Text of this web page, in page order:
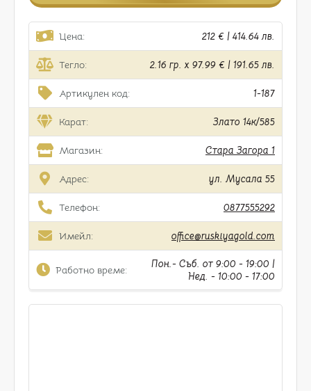
Цена: 212 € | 414.64 лв.
Тегло: 2.16 гр. x 97.99 € | 191.65 лв.
Артикулен код: 1-187
Карат: Злато 14к/585
Магазин: Стара Загора 1
Адрес: ул. Мусала 55
Телефон: 0877555292
Имейл: office@ruskiyagold.com
Работно време:
Пон.- Съб. от 9:00 - 19:00 |
Нед. - 10:00 - 17:00